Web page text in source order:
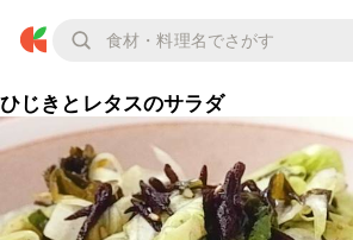
ひじきとレタスのサラダ